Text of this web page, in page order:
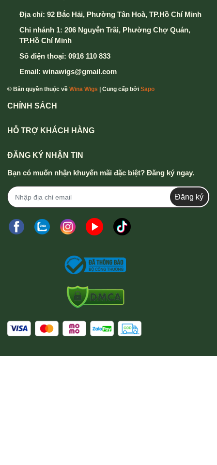
Địa chỉ: 92 Bắc Hải, Phường Tân Hoà, TP.Hồ Chí Minh
Chi nhánh 1: 206 Nguyễn Trãi, Phường Chợ Quán,
TP.Hồ Chí Minh
Số điện thoại: 0916 110 833
Email: winawigs@gmail.com
© Bản quyền thuộc về Wina Wigs | Cung cấp bởi Sapo
CHÍNH SÁCH
HỖ TRỢ KHÁCH HÀNG
ĐĂNG KÝ NHẬN TIN
Bạn có muốn nhận khuyến mãi đặc biệt? Đăng ký ngay.
Đăng ký